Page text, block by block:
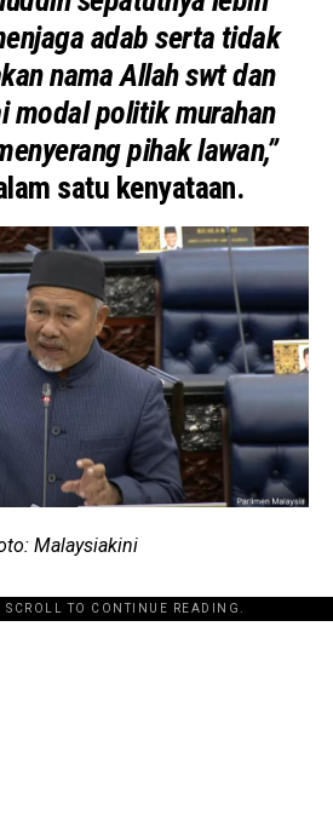
adab serta tidak
nama Allah swt dan
modal politik murahan
pihak lawan,”
satu kenyataan.
Malaysiakini
SCROLL TO CONTINUE READING.